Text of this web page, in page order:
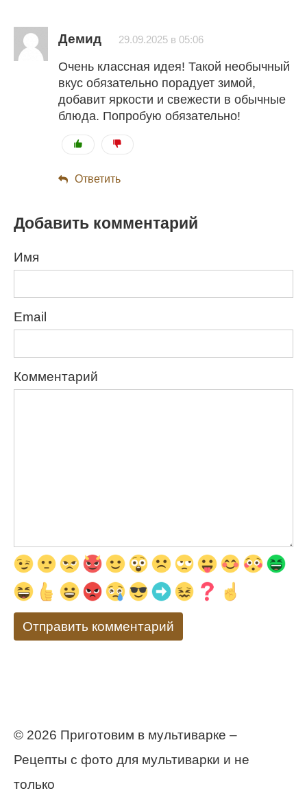
Демид 29.09.2025 в 05:06
Очень классная идея! Такой необычный
вкус обязательно порадует зимой,
добавит яркости и свежести в обычные
блюда. Попробую обязательно!
Ответить
Добавить комментарий
Имя
Email
Комментарий
© 2026 Приготовим в мультиварке –
Рецепты с фото для мультиварки и не
только